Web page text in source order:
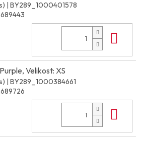
| BY289_1000401578
Velikost: XS
| BY289_1000384661